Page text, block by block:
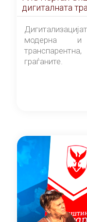
дигиталната
модерна и
граѓаните.